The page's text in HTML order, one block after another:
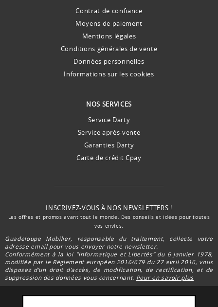
Contrat de confiance
Moyens de paiement
Mentions légales
Conditions générales de vente
Données personnelles
Informations sur les cookies
NOS SERVICES
Service Darty
Service après-vente
Garanties Darty
Carte de crédit Cpay
INSCRIVEZ-VOUS À NOS NEWSLETTERS !
Les offres et promos avant tout le monde. Des conseils et idées pour toutes
vos envies.
Guadeloupe Mobilier, responsable du traitement, collecte votre
adresse email pour vous envoyer notre newsletter.
Conformément à la loi "Informatique et Libertés” du 6 Janvier 1978,
modifiée par le Règlement européen 2016/679 du 27 avril 2016, vous
disposez d’un droit d’accès, de modification, de rectification, et de
suppression des données vous concernant. Pour en savoir plus